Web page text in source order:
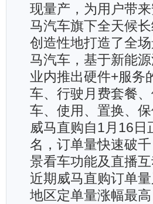
现量产，为用户带
马汽车旗下全天候
创造性地打造了全
马汽车，基于新能
业内推出硬件+服务
车、行驶月费套餐
车、使用、置换、
威马直购自1月16日
名，订单量快速破
景看车功能及直播
近期威马直购订单
地区定单量涨幅最